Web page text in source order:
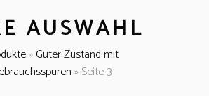
AUSWAHL
»Guter Zustand mit
»Seite 3